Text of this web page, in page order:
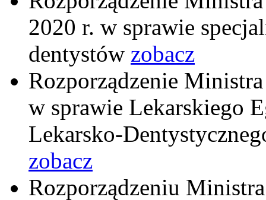
2020 r. w sprawie
dentystów zobacz
Rozporządzenie
w sprawie Lekarskiego
Lekarsko-
zobacz
Rozporządzeniu